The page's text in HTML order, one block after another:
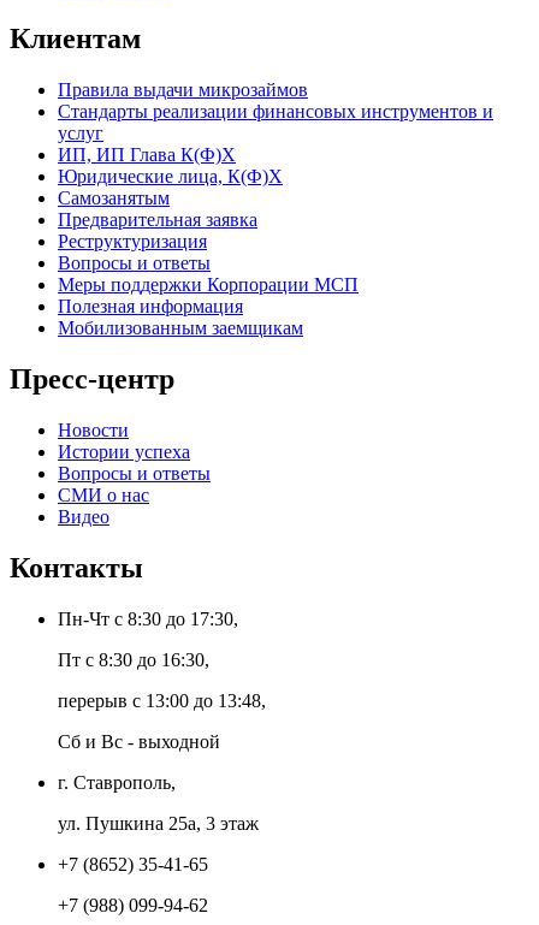
Клиентам
Правила выдачи микрозаймов
Стандарты реализации финансовых инструментов и
услуг
ИП, ИП Глава К(Ф)Х
Юридические лица, К(Ф)Х
Самозанятым
Предварительная заявка
Реструктуризация
Вопросы и ответы
Меры поддержки Корпорации МСП
Полезная информация
Мобилизованным заемщикам
Пресс-центр
Новости
Истории успеха
Вопросы и ответы
СМИ о нас
Видео
Контакты
Пн-Чт с 8:30 до 17:30,
Пт с 8:30 до 16:30,
перерыв с 13:00 до 13:48,
Сб и Вс - выходной
г. Ставрополь,
ул. Пушкина 25а, 3 этаж
+7 (8652) 35-41-65
+7 (988) 099-94-62